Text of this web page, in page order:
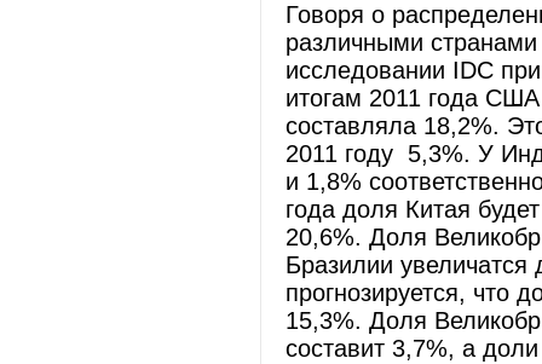
Говоря о
различными
исследовании IDC
итогам 2011 года
составляла 18,2%.
2011 году 5,3%. У
и 1,8%
года доля Китая
20,6%. Доля
Бразилии увеличатся
прогнозируется, что
15,3%. Доля
составит 3,7%, а